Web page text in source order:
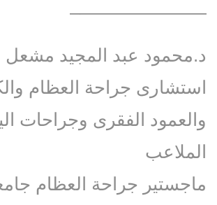
———————–
د.محمود عبد المجيد مشعل
استشارى جراحة العظام
والعمود الفقرى وجراحات
الملاعب
ماجستير جراحة العظام